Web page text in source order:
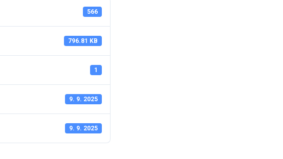
566
796.81 KB
1
9. 9. 2025
9. 9. 2025